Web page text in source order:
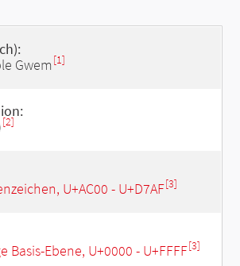
Gwem [1]
[2]
U+AC00 - U+D7AF[3]
Basis-Ebene, U+0000 - U+FFFF[3]